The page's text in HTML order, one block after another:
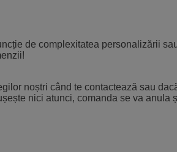
de complexitatea personalizării
noștri când te contactează sau
nici atunci, comanda se va anula